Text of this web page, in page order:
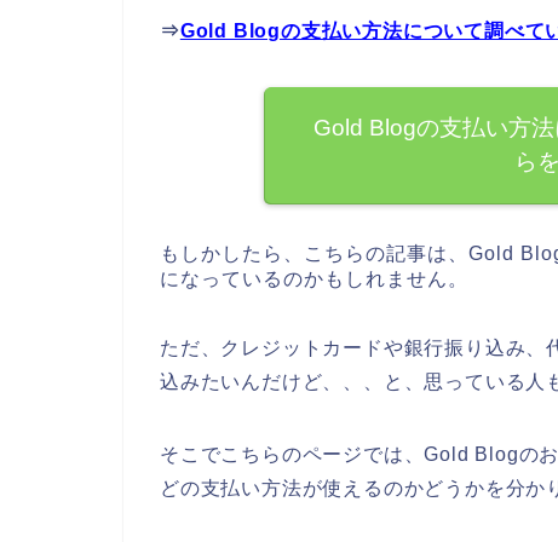
⇒Gold Blogの支払い方法について調べて
Gold Blogの支払い方
ら
もしかしたら、こちらの記事は、Gold
になっているのかもしれません。
ただ、クレジットカードや銀行振り込み
込みたいんだけど、、、と、思っている人
そこでこちらのページでは、Gold Blogの
どの支払い方法が使えるのかどうかを分か